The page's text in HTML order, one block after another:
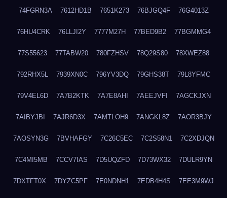
74FGRN3A 7612HD1B 7651K273 76BJGQ4F 76G4013Z
76HU4CRK 76LLJI2Y 7777M27H 77BED9B2 77BGMMG4
77S55623 77TABW20 780FZHSV 78Q29S80 78XWEZ88
792RHX5L 7939XN0C 796YV3DQ 79GHS38T 79L8YFMC
79V4EL6D 7A7B2KTK 7A7E8AHI 7AEEJVFI 7AGCKJXN
7AIBYJBI 7AJR6D3X 7AMTLOH9 7ANGKL8Z 7AOR3BJY
7AOSYN3G 7BVHAFGY 7C26C5EC 7C2S58N1 7C2XDJQN
7C4MI5MB 7CCV7IAS 7D5UQZFD 7D73WX32 7DULR9YN
7DXTFT0X 7DYZC5PF 7E0NDNH1 7EDB4H4S 7EE3M9WJ